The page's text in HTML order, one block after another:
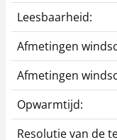
Leesbaarheid:
Afmetingen
Afmetingen
Opwarmtijd:
Resolutie van de